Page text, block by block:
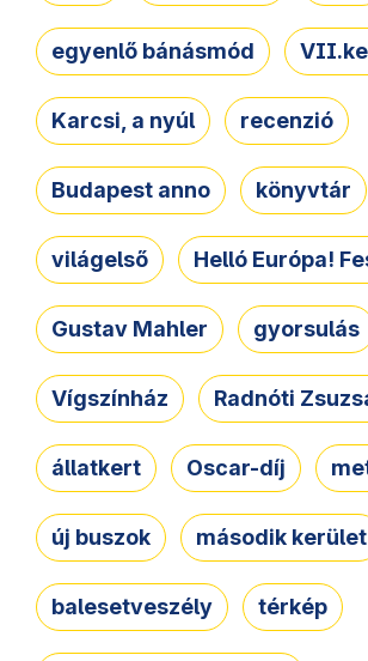
egyenlő bánásmód
Karcsi, a nyúl recenzió
Budapest anno könyvtár
világelső Helló Európa!
Gustav Mahler gyorsulás
Vígszínház Radnóti
állatkert Oscar-díj
új buszok második kerület
balesetveszély térkép